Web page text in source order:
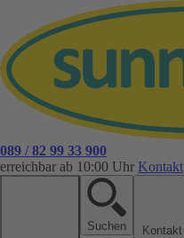
089 / 82 99 33 900
erreichbar ab 10:00 Uhr Kontakt
Suchen